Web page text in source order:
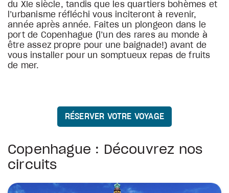
du XIe siècle, tandis que les quartiers bohèmes et
l’urbanisme réfléchi vous inciteront à revenir,
année après année. Faites un plongeon dans le
port de Copenhague (l’un des rares au monde à
être assez propre pour une baignade!) avant de
vous installer pour un somptueux repas de fruits
de mer.
RÉSERVER VOTRE VOYAGE
Copenhague : Découvrez nos
circuits